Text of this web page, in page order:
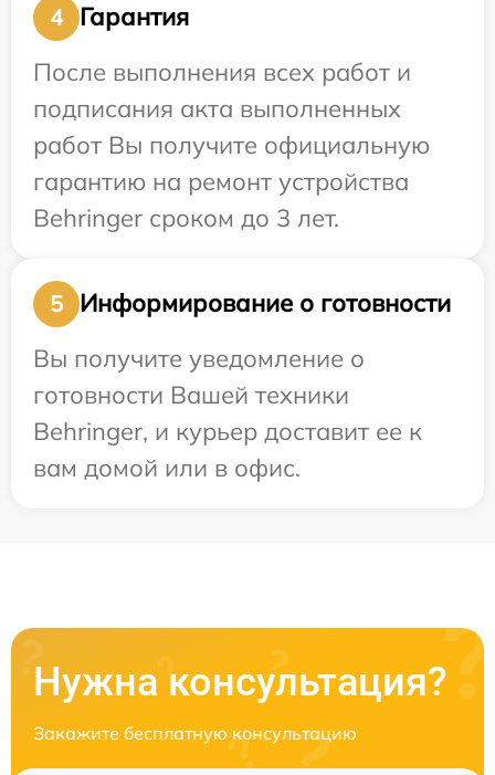
4
Гарантия
После выполнения всех работ и
подписания акта выполненных
работ Вы получите официальную
гарантию на ремонт устройства
Behringer сроком до 3 лет.
5
Информирование о готовности
Вы получите уведомление о
готовности Вашей техники
Behringer, и курьер доставит ее к
вам домой или в офис.
Нужна консультация?
Закажите бесплатную консультацию